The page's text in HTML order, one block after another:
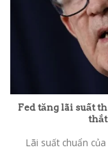
Fed tăng lãi suất
Lãi suất chuẩn